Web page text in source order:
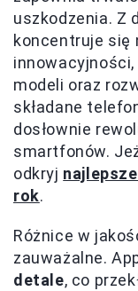
uszkodzenia. Z
koncentruje się
modeli oraz
składane
dosłownie
smartfonów.
odkryj
rok.
Różnice w
zauważalne.
detale, co